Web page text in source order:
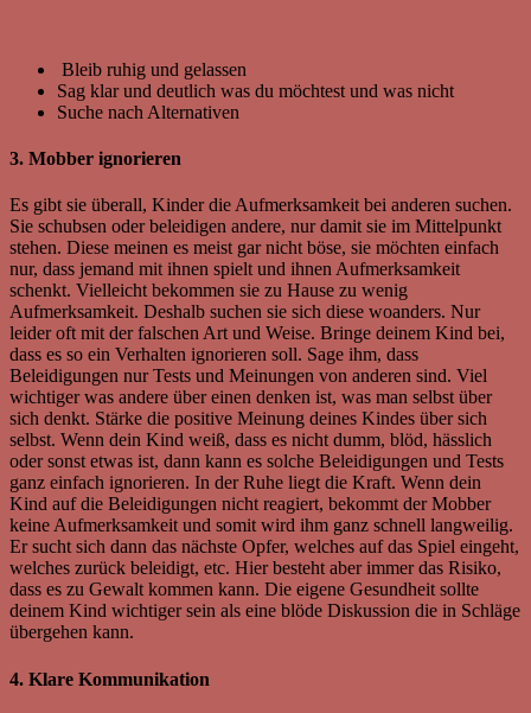
Bleib ruhig und gelassen
Sag klar und deutlich was du möchtest und was nicht
Suche nach Alternativen
3. Mobber ignorieren
Es gibt sie überall, Kinder die Aufmerksamkeit bei anderen suchen.
Sie schubsen oder beleidigen andere, nur damit sie im Mittelpunkt
stehen. Diese meinen es meist gar nicht böse, sie möchten einfach
nur, dass jemand mit ihnen spielt und ihnen Aufmerksamkeit
schenkt. Vielleicht bekommen sie zu Hause zu wenig
Aufmerksamkeit. Deshalb suchen sie sich diese woanders. Nur
leider oft mit der falschen Art und Weise. Bringe deinem Kind bei,
dass es so ein Verhalten ignorieren soll. Sage ihm, dass
Beleidigungen nur Tests und Meinungen von anderen sind. Viel
wichtiger was andere über einen denken ist, was man selbst über
sich denkt. Stärke die positive Meinung deines Kindes über sich
selbst. Wenn dein Kind weiß, dass es nicht dumm, blöd, hässlich
oder sonst etwas ist, dann kann es solche Beleidigungen und Tests
ganz einfach ignorieren. In der Ruhe liegt die Kraft. Wenn dein
Kind auf die Beleidigungen nicht reagiert, bekommt der Mobber
keine Aufmerksamkeit und somit wird ihm ganz schnell langweilig.
Er sucht sich dann das nächste Opfer, welches auf das Spiel eingeht,
welches zurück beleidigt, etc. Hier besteht aber immer das Risiko,
dass es zu Gewalt kommen kann. Die eigene Gesundheit sollte
deinem Kind wichtiger sein als eine blöde Diskussion die in Schläge
übergehen kann.
4. Klare Kommunikation